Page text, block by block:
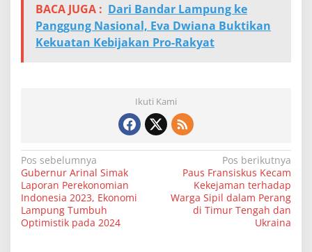
a
BACA JUGA : Dari Bandar Lampung ke
Panggung Nasional, Eva Dwiana Buktikan
Kekuatan Kebijakan Pro-Rakyat
Ikuti Kami
N
a
v
i
Pos sebelumnya
Gubernur Arinal Simak
Laporan Perekonomian
Indonesia 2023, Ekonomi
Lampung Tumbuh
Optimistik pada 2024
Pos berikutnya
Paus Fransiskus Kecam
Kekejaman terhadap
Warga Sipil dalam Perang
di Timur Tengah dan
Ukraina